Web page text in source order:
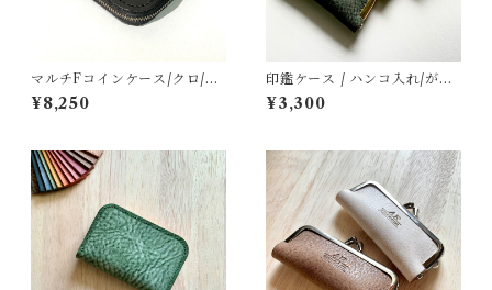
マルチFコインケース/クロ/ス
ムース
¥8,250
印鑑ケース / ハンコ入れ/がま
口ゴールド色
¥3,300